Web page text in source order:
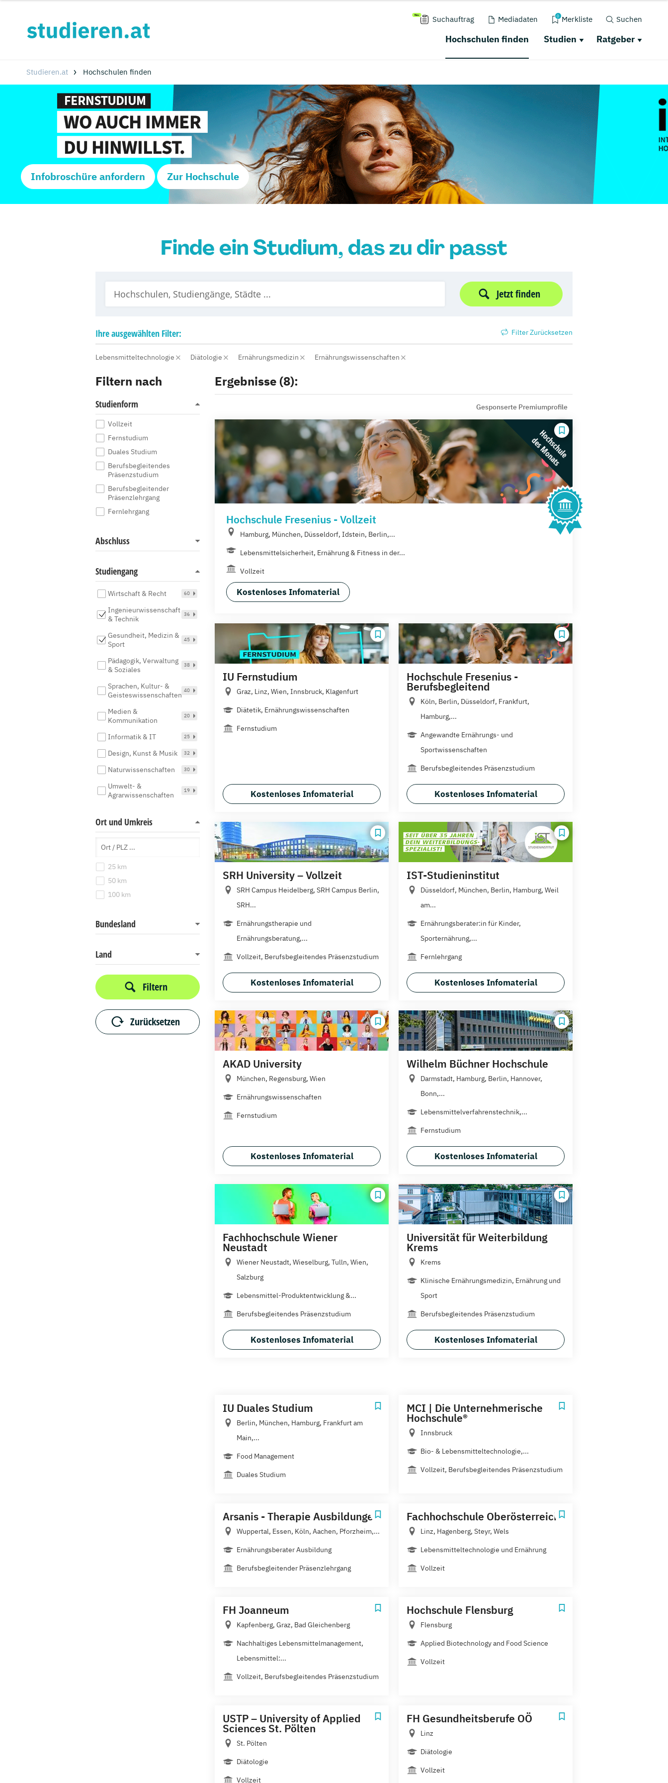
Suchauftrag Mediadaten 0 Merkliste Suchen
Hochschulen finden Studien Ratgeber
Studieren.at Hochschulen finden
Infobroschüre anfordern Zur Hochschule
Finde ein Studium, das zu dir passt
Jetzt finden
Ihreausgewählten Filter: Filter Zurücksetzen
Lebensmitteltechnologie Diätologie Ernährungsmedizin Ernährungswissenschaften
Filtern nach
Studienform
Vollzeit
Fernstudium
Duales Studium
Berufsbegleitendes
Präsenzstudium
Berufsbegleitender
Präsenzlehrgang
Fernlehrgang
Abschluss
Studiengang
Wirtschaft & Recht 60
Ingenieurwissenschaft
& Technik
36
Gesundheit, Medizin &
Sport
45
Pädagogik, Verwaltung
& Soziales
38
Sprachen, Kultur- &
Geisteswissenschaften
40
Medien &
Kommunikation
20
Informatik & IT 25
Design, Kunst & Musik 32
Naturwissenschaften 30
Umwelt- &
Agrarwissenschaften
19
Ort und Umkreis
25 km
50 km
100 km
Bundesland
Land
Filtern
Zurücksetzen
Ergebnisse (8):
Gesponserte Premiumprofile
Hochschule
des Monats
Hochschule Fresenius - Vollzeit
Hamburg, München, Düsseldorf, Idstein, Berlin,...
Lebensmittelsicherheit, Ernährung & Fitness in der...
Vollzeit
Kostenloses Infomaterial
IU Fernstudium
Graz, Linz, Wien, Innsbruck, Klagenfurt
Diätetik, Ernährungswissenschaften
Fernstudium
Kostenloses Infomaterial
Hochschule Fresenius -
Berufsbegleitend
Köln, Berlin, Düsseldorf, Frankfurt,
Hamburg,...
Angewandte Ernährungs- und
Sportwissenschaften
Berufsbegleitendes Präsenzstudium
Kostenloses Infomaterial
SRH University – Vollzeit
SRH Campus Heidelberg, SRH Campus Berlin,
SRH...
Ernährungstherapie und
Ernährungsberatung,...
Vollzeit, Berufsbegleitendes Präsenzstudium
Kostenloses Infomaterial
IST-Studieninstitut
Düsseldorf, München, Berlin, Hamburg, Weil
am...
Ernährungsberater:in für Kinder,
Sporternährung,...
Fernlehrgang
Kostenloses Infomaterial
AKAD University
München, Regensburg, Wien
Ernährungswissenschaften
Fernstudium
Kostenloses Infomaterial
Wilhelm Büchner Hochschule
Darmstadt, Hamburg, Berlin, Hannover,
Bonn,...
Lebensmittelverfahrenstechnik,...
Fernstudium
Kostenloses Infomaterial
Fachhochschule Wiener
Neustadt
Wiener Neustadt, Wieselburg, Tulln, Wien,
Salzburg
Lebensmittel-Produktentwicklung &...
Berufsbegleitendes Präsenzstudium
Kostenloses Infomaterial
Universität für Weiterbildung
Krems
Krems
Klinische Ernährungsmedizin, Ernährung und
Sport
Berufsbegleitendes Präsenzstudium
Kostenloses Infomaterial
IU Duales Studium
Berlin, München, Hamburg, Frankfurt am
Main,...
Food Management
Duales Studium
MCI | Die Unternehmerische
Hochschule®
Innsbruck
Bio- & Lebensmitteltechnologie,...
Vollzeit, Berufsbegleitendes Präsenzstudium
Arsanis - Therapie Ausbildungen
Wuppertal, Essen, Köln, Aachen, Pforzheim,...
Ernährungsberater Ausbildung
Berufsbegleitender Präsenzlehrgang
Fachhochschule Oberösterreich
Linz, Hagenberg, Steyr, Wels
Lebensmitteltechnologie und Ernährung
Vollzeit
FH Joanneum
Kapfenberg, Graz, Bad Gleichenberg
Nachhaltiges Lebensmittelmanagement,
Lebensmittel:...
Vollzeit, Berufsbegleitendes Präsenzstudium
Hochschule Flensburg
Flensburg
Applied Biotechnology and Food Science
Vollzeit
USTP – University of Applied
Sciences St. Pölten
St. Pölten
Diätologie
Vollzeit
FH Gesundheitsberufe OÖ
Linz
Diätologie
Vollzeit